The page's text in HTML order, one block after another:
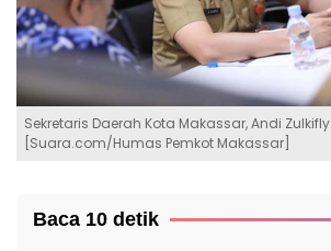
Sekretaris Daerah Kota Makassar, Andi Zulkifly
[Suara.com/Humas Pemkot Makassar]
Baca 10 detik